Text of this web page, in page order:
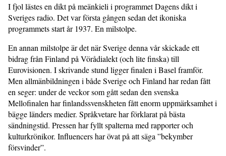
I fjol lästes en dikt på meänkieli i programmet Dagens dikt i
Sveriges radio. Det var första gången sedan det ikoniska
programmets start år 1937. En milstolpe.
En annan milstolpe är det när Sverige denna vår skickade ett
bidrag från Finland på Vörådialekt (och lite finska) till
Eurovisionen. I skrivande stund ligger finalen i Basel framför.
Men allmänbildningen i både Sverige och Finland har redan fått
en seger: under de veckor som gått sedan den svenska
Mellofinalen har finlandssvenskheten fått enorm uppmärksamhet i
bägge länders medier. Språkvetare har förklarat på bästa
sändningstid. Pressen har fyllt spalterna med rapporter och
kulturkrönikor. Influencers har övat på att säga ”bekymber
försvinder”.